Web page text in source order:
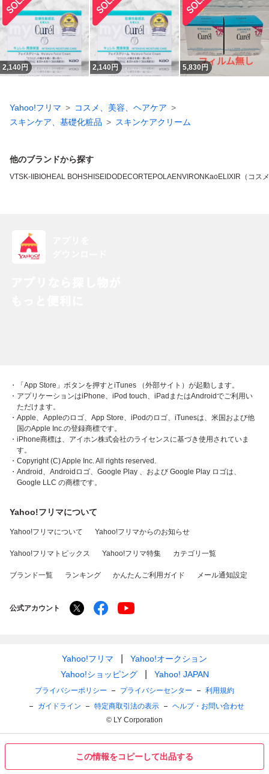
この情報をコピーして出品する
2,140円 2,140円 5,830円
Yahoo!フリマ
コスメ、美容、ヘアケア
スキンケア、基礎化粧品
スキンケアクリーム
他のブランドから探す
VTSK-II BIOHEAL BOHSHISEIDODECORTEPOLAENVIRON KaoELIXIR（コス
・「App Store」ボタンを押すとiTunes （外部サイト）が起動します。
・アプリケーションはiPhone、iPod touch、iPadまたはAndroidでご利用い
ただけます。
・Apple、Appleのロゴ、App Store、iPodのロゴ、iTunesは、米国および他
国のApple Inc.の登録商標です。
・iPhone商標は、アイホン株式会社のライセンスに基づき使用されていま
す。
・Copyright (C) Apple Inc. All rights reserved.
・Android、Androidロゴ、Google Play 、および Google Play ロゴは、
Google LLC の商標です。
Yahoo!フリマについて
Yahoo!フリマについて Yahoo!フリマからのお知らせ
Yahoo!フリマトピックス Yahoo!フリマ特集 カテゴリ一覧
ブランド一覧 ランキング かんたんご利用ガイド メール通知設定
公式アカウント
Yahoo!フリマ
Yahoo!オークション
Yahoo!ショッピング
Yahoo! JAPAN
プライバシーポリシー プライバシーセンター
利用規約
ガイドライン
特定商取引法の表示
ヘルプ・お問い合わせ
© LY Corporation